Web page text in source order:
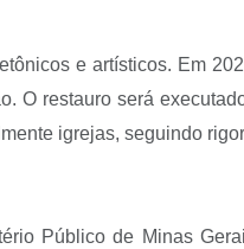
e artísticos. Em
O restauro será
igrejas, seguindo
Público de Minas